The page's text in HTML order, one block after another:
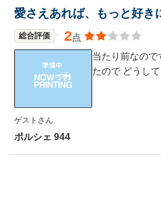
愛さえあれば、もっと好き
総合評価 2点
当たり前なの
たので どうし
ゲストさん
ポルシェ 944